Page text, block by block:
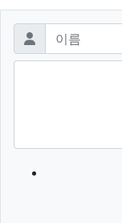
댓글쓰기
이름 필수